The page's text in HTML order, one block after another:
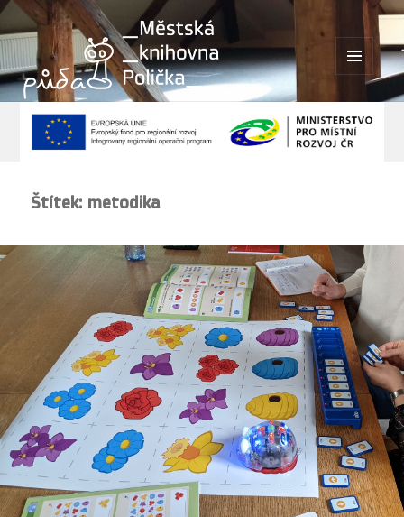
MENU
WIDGETY
Štítek: metodika